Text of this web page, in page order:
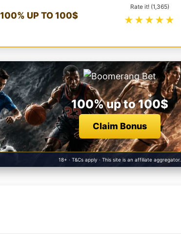
100% UP TO 100$
Rate it! (1,365)
★★★★★
100% up to 100$
Claim Bonus
18+ · T&Cs apply · This site is an affiliate aggregator.